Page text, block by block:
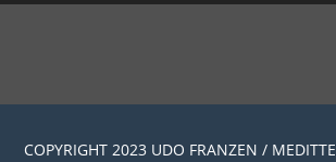
COPYRIGHT 2023 UDO FRANZEN /